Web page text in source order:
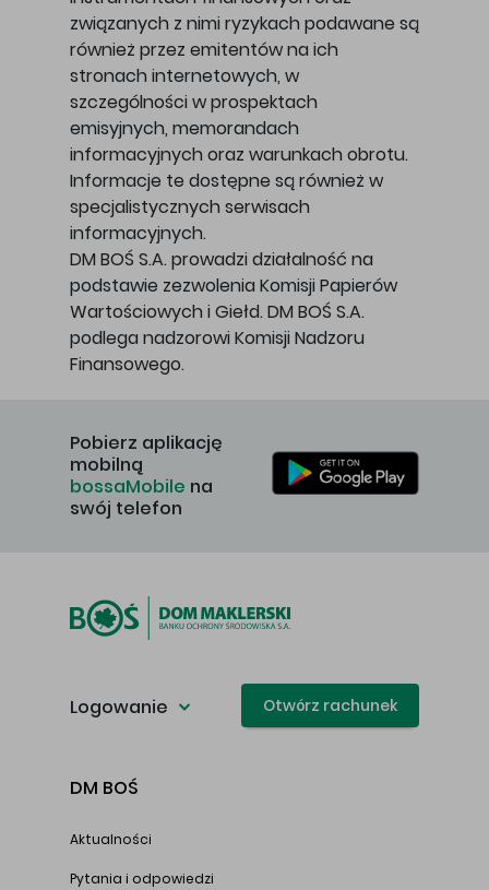
związanych z nimi ryzykach podawane są
również przez emitentów na ich
stronach internetowych, w
szczególności w prospektach
emisyjnych, memorandach
informacyjnych oraz warunkach obrotu.
Informacje te dostępne są również w
specjalistycznych serwisach
informacyjnych.
DM BOŚ S.A. prowadzi działalność na
podstawie zezwolenia Komisji Papierów
Wartościowych i Giełd. DM BOŚ S.A.
podlega nadzorowi Komisji Nadzoru
Finansowego.
Pobierz aplikację
mobilną
bossaMobile na
swój telefon
Logowanie Otwórz rachunek
DM BOŚ
Aktualności
Pytania i odpowiedzi